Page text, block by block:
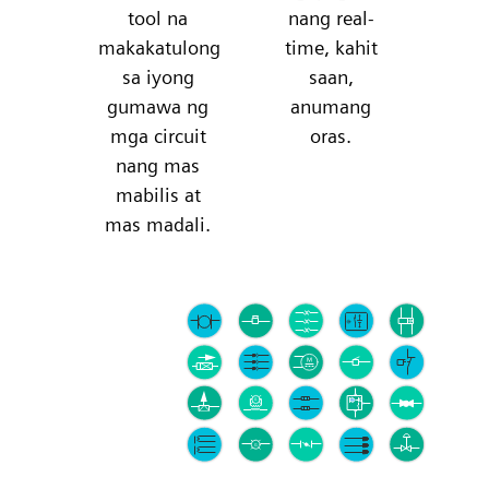
tool na
makakatulong
sa iyong
gumawa ng
mga circuit
nang mas
mabilis at
mas madali.
nang real-
time, kahit
saan,
anumang
oras.